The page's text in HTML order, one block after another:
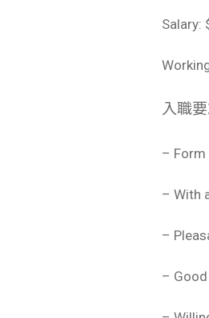
Salary:
入職要
– Form
– With
–
–